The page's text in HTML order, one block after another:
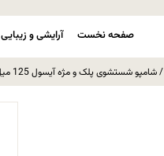
صفحه نخست آرایشی و زیبایی
/ شامپو شستشوی پلک و مژه آیسول 125 میل